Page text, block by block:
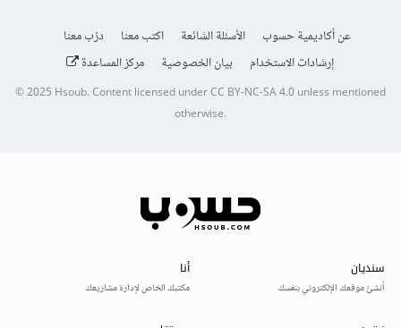
عن أكاديمية حسوب الأسئلة الشائعة اكتب معنا
درّب معنا
إرشادات الاستخدام
بيان الخصوصية مركز المساعدة
© 2025Hsoub.Content licensed underCC BY-NC-SA 4.0unless mentioned
otherwise.